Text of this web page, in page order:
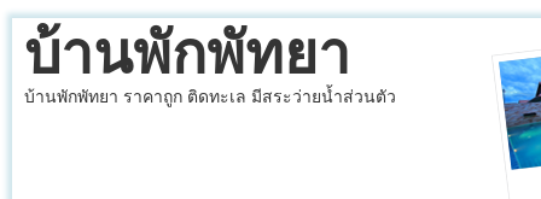
บ้านพักพัทยา
บ้านพักพัทยา ราคาถูก ติดทะเล มีสระว่ายน้ำส่วนตัว